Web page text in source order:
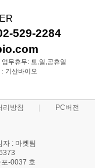
529-2284
무휴무: 토,일,공휴일
기산바이오
리방침 PC버전
자 : 마켓팀
-0037 호